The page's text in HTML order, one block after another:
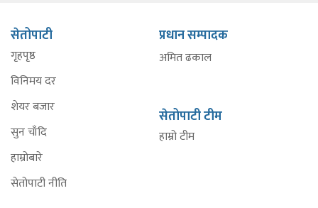
सेतोपाटी
गृहपृष्ठ
विनिमय दर
शेयर बजार
सुन चाँदि
हाम्रोबारे
सेतोपाटी नीति
प्रधान सम्पादक
अमित ढकाल
सेतोपाटी टीम
हाम्रो टीम